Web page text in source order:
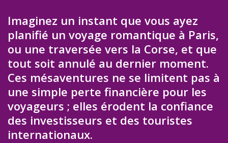
Imaginez un instant que vous ayez
planifié un voyage romantique à Paris,
ou une traversée vers la Corse, et que
tout soit annulé au dernier moment.
Ces mésaventures ne se limitent pas à
une simple perte financière pour les
voyageurs ; elles érodent la confiance
des investisseurs et des touristes
internationaux.